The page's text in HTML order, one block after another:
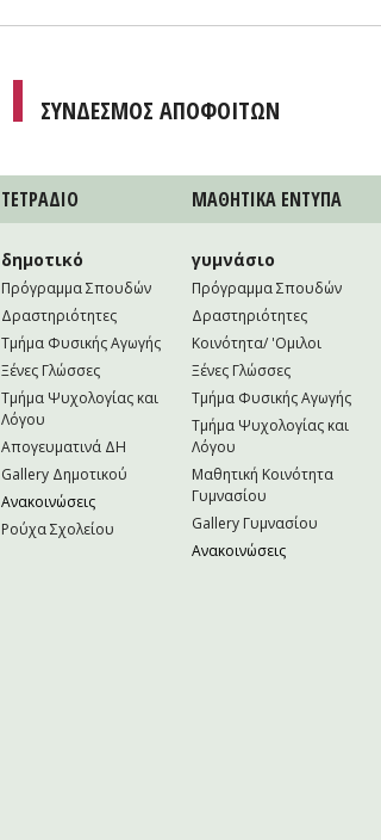
ΣΥΝΔΕΣΜΟΣ ΑΠΟΦΟΙΤΩΝ
ΤΕΤΡAΔΙΟ ΜΑΘΗΤΙΚA ΕΝΤΥΠΑ
δημοτικό
Πρόγραμμα Σπουδών
Δραστηριότητες
Τμήμα Φυσικής Αγωγής
Ξένες Γλώσσες
Τμήμα Ψυχολογίας και
Λόγου
Απογευματινά ΔΗ
Gallery Δημοτικού
Ανακοινώσεις
Ρούχα Σχολείου
γυμνάσιο
Πρόγραμμα Σπουδών
Δραστηριότητες
Κοινότητα/ 'Ομιλοι
Ξένες Γλώσσες
Τμήμα Φυσικής Αγωγής
Τμήμα Ψυχολογίας και
Λόγου
Μαθητική Κοινότητα
Γυμνασίου
Gallery Γυμνασίου
Ανακοινώσεις